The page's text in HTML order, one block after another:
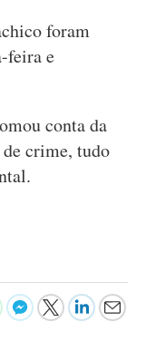
foram
feira e
conta da
crime, tudo